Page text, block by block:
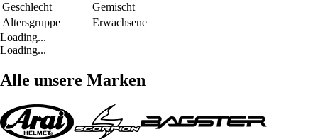
Geschlecht
Gemischt
Altersgruppe
Erwachsene
Loading...
Loading...
Alle unsere Marken